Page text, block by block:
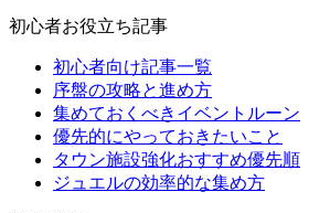
初心者お役立ち記事
初心者向け記事一覧
序盤の攻略と進め方
集めておくべきイベントルーン
優先的にやっておきたいこと
タウン施設強化おすすめ優先順
ジュエルの効率的な集め方